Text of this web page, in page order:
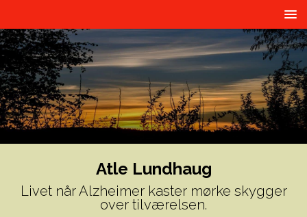
Atle Lundhaug
Livet når Alzheimer kaster mørke skygger
over tilværelsen.